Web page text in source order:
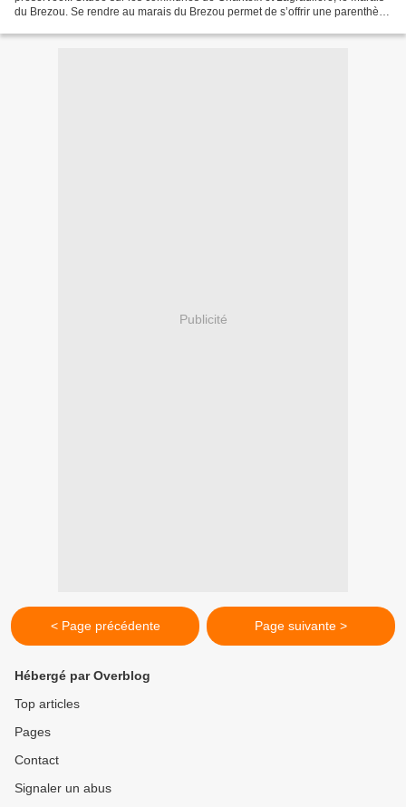
du Brezou. Se rendre au marais du Brezou permet de s’offrir une parenthèse
Publicité
< Page précédente Page suivante >
Hébergé par Overblog
Top articles
Pages
Contact
Signaler un abus